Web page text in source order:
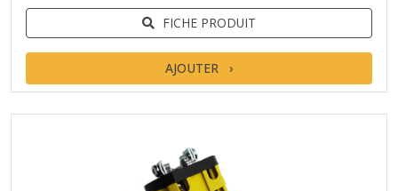
FICHE PRODUIT
AJOUTER